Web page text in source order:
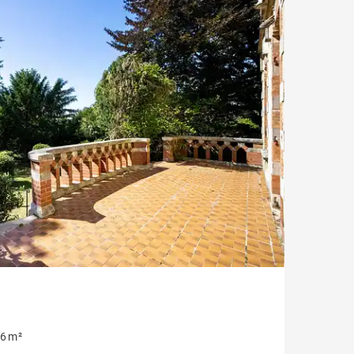
Style contemporain
Vue montagne
Plage à pied
Sur golf
m²